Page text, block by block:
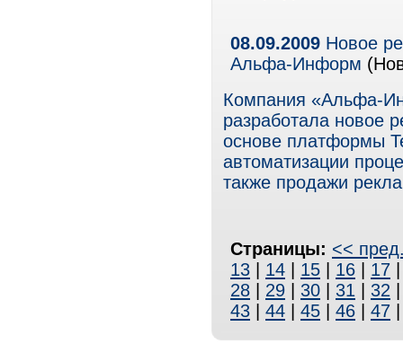
08.09.2009 Новое
Альфа-Информ
Компания «Альфа-
разработала новое
основе платформы
автоматизации
также продажи
Страницы: <<
13
14 15 16 17
28
29 30 31 32
43
44 45 46 47